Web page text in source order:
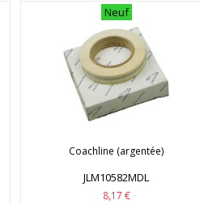
Neuf
Coachline (argentée)
JLM10582MDL
8,17 €